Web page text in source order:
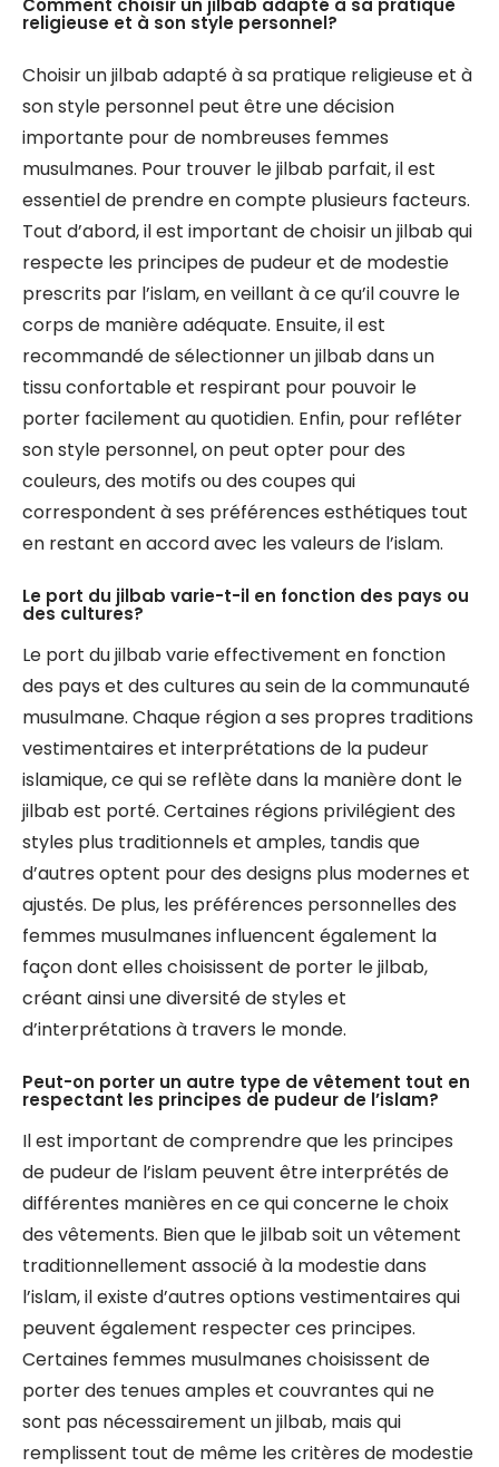
Comment choisir un jilbab adapté à sa pratique
religieuse et à son style personnel?
Choisir un jilbab adapté à sa pratique religieuse et à
son style personnel peut être une décision
importante pour de nombreuses femmes
musulmanes. Pour trouver le jilbab parfait, il est
essentiel de prendre en compte plusieurs facteurs.
Tout d’abord, il est important de choisir un jilbab qui
respecte les principes de pudeur et de modestie
prescrits par l’islam, en veillant à ce qu’il couvre le
corps de manière adéquate. Ensuite, il est
recommandé de sélectionner un jilbab dans un
tissu confortable et respirant pour pouvoir le
porter facilement au quotidien. Enfin, pour refléter
son style personnel, on peut opter pour des
couleurs, des motifs ou des coupes qui
correspondent à ses préférences esthétiques tout
en restant en accord avec les valeurs de l’islam.
Le port du jilbab varie-t-il en fonction des pays ou
des cultures?
Le port du jilbab varie effectivement en fonction
des pays et des cultures au sein de la communauté
musulmane. Chaque région a ses propres traditions
vestimentaires et interprétations de la pudeur
islamique, ce qui se reflète dans la manière dont le
jilbab est porté. Certaines régions privilégient des
styles plus traditionnels et amples, tandis que
d’autres optent pour des designs plus modernes et
ajustés. De plus, les préférences personnelles des
femmes musulmanes influencent également la
façon dont elles choisissent de porter le jilbab,
créant ainsi une diversité de styles et
d’interprétations à travers le monde.
Peut-on porter un autre type de vêtement tout en
respectant les principes de pudeur de l’islam?
Il est important de comprendre que les principes
de pudeur de l’islam peuvent être interprétés de
différentes manières en ce qui concerne le choix
des vêtements. Bien que le jilbab soit un vêtement
traditionnellement associé à la modestie dans
l’islam, il existe d’autres options vestimentaires qui
peuvent également respecter ces principes.
Certaines femmes musulmanes choisissent de
porter des tenues amples et couvrantes qui ne
sont pas nécessairement un jilbab, mais qui
remplissent tout de même les critères de modestie